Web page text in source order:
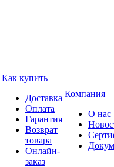
Как купить
Доставка
Оплата
Гарантия
Возврат
товара
Онлайн-
заказ
Компания
О нас